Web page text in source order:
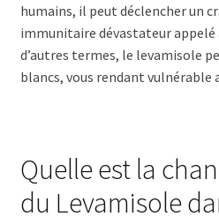
humains, il peut déclencher un
immunitaire dévastateur appelé
d’autres termes, le levamisole
blancs, vous rendant vulnérable
Quelle est la
du Levamisole